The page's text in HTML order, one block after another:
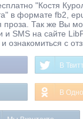
"Костя
в формате fb2,
Так же Вы
и SMS на сайте
ознакомиться с
В
В